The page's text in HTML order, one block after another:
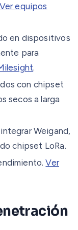
Ver equipos
en dispositivos
para
.
con chipset
secos a larga
Weigand,
chipset LoRa.
Ver